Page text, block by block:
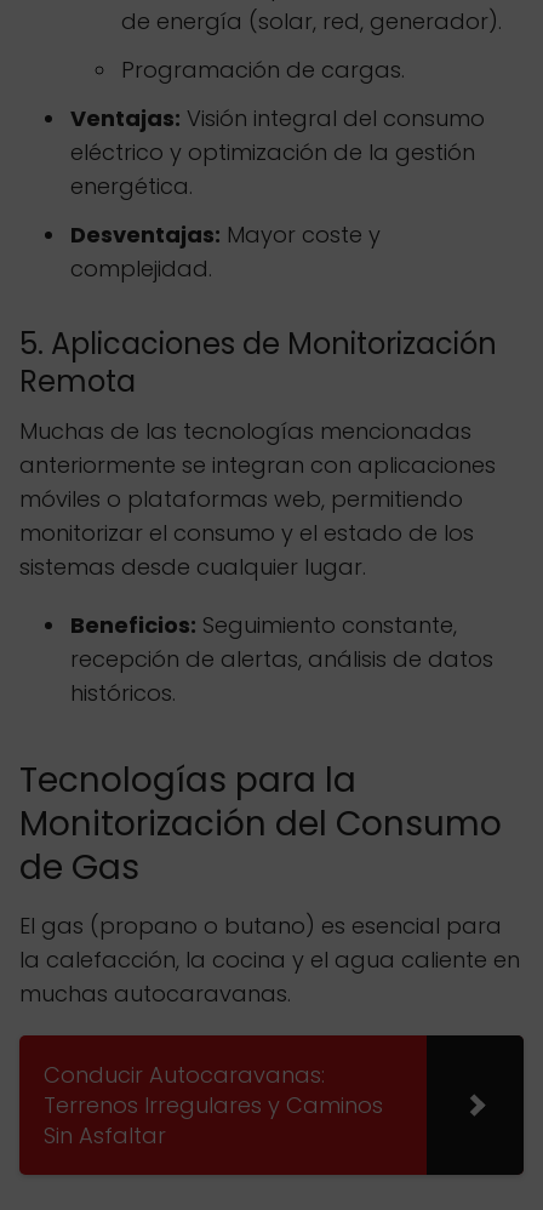
de energía (solar, red, generador).
Programación de cargas.
Ventajas: Visión integral del consumo
eléctrico y optimización de la gestión
energética.
Desventajas: Mayor coste y
complejidad.
5. Aplicaciones de Monitorización
Remota
Muchas de las tecnologías mencionadas
anteriormente se integran con aplicaciones
móviles o plataformas web, permitiendo
monitorizar el consumo y el estado de los
sistemas desde cualquier lugar.
Beneficios: Seguimiento constante,
recepción de alertas, análisis de datos
históricos.
Tecnologías para la
Monitorización del Consumo
de Gas
El gas (propano o butano) es esencial para
la calefacción, la cocina y el agua caliente en
muchas autocaravanas.
Conducir Autocaravanas:
Terrenos Irregulares y Caminos
Sin Asfaltar